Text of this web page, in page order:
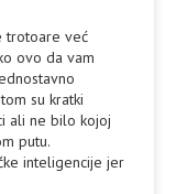
trotoare već
ovo da vam
su kratki
ali ne bilo kojoj
putu.
inteligencije jer